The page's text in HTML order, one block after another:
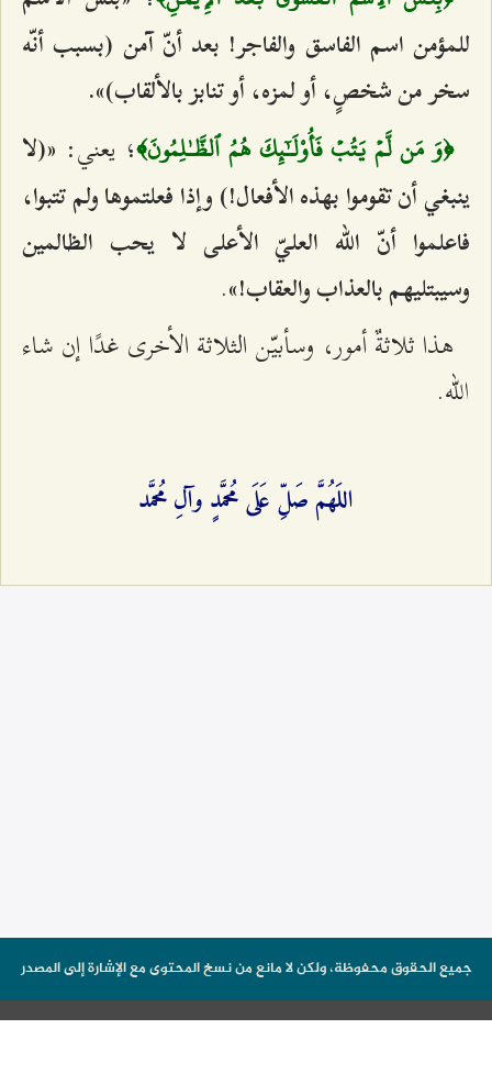
للمؤمن اسم الفاسق والفاجر! بعد أنّ آمن (بسبب أنّه
سخر من شخصٍ، أو لمزه، أو تنابز بالألقاب)».
﴿وَ مَن لَّمۡ يَتُبۡ فَأُوْلَـٰٓئِكَ هُمُ ٱلظَّـٰلِمُونَ﴾؛ يعني: «(لا
ينبغي أن تقوموا بهذه الأفعال!) وإذا فعلتموها ولم تتبوا،
فاعلموا أنّ الله العليّ الأعلى لا يحب الظالمين
وسيبتليهم بالعذاب والعقاب!».
هذا ثلاثةٌ أمور، وسأبيّن الثلاثة الأخرى غدًا إن شاء
الله.
اللَهُمَّ صَلِّ عَلَى مُحمَّدٍ وآلِ مُحمَّد
جميع الحقوق محفوظة، ولكن لا مانع من نسخ المحتوى مع الإشارة إلى المصدر